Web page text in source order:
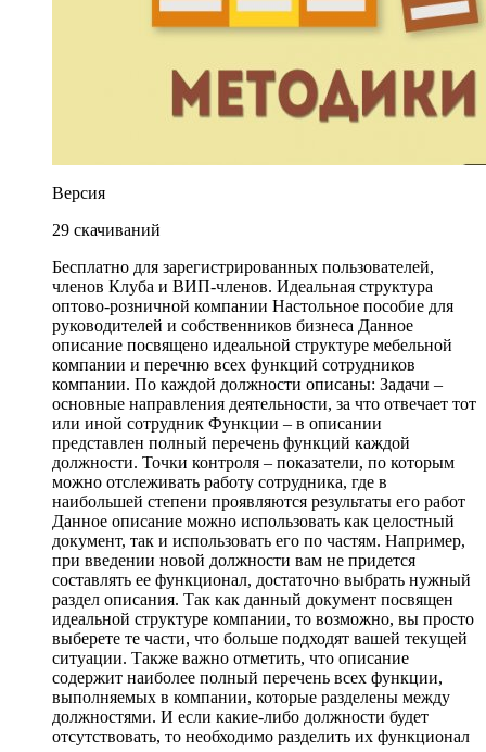
Версия
29 скачиваний
Бесплатно для зарегистрированных пользователей,
членов Клуба и ВИП-членов. Идеальная структура
оптово-розничной компании Настольное пособие для
руководителей и собственников бизнеса Данное
описание посвящено идеальной структуре мебельной
компании и перечню всех функций сотрудников
компании. По каждой должности описаны: Задачи –
основные направления деятельности, за что отвечает тот
или иной сотрудник Функции – в описании
представлен полный перечень функций каждой
должности. Точки контроля – показатели, по которым
можно отслеживать работу сотрудника, где в
наибольшей степени проявляются результаты его работ
Данное описание можно использовать как целостный
документ, так и использовать его по частям. Например,
при введении новой должности вам не придется
составлять ее функционал, достаточно выбрать нужный
раздел описания. Так как данный документ посвящен
идеальной структуре компании, то возможно, вы просто
выберете те части, что больше подходят вашей текущей
ситуации. Также важно отметить, что описание
содержит наиболее полный перечень всех функции,
выполняемых в компании, которые разделены между
должностями. И если какие-либо должности будет
отсутствовать, то необходимо разделить их функционал